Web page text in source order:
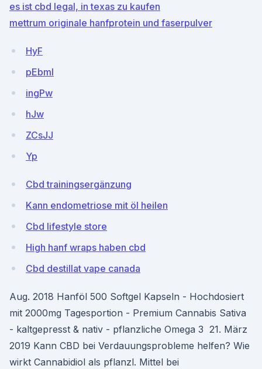
es ist cbd legal, in texas zu kaufen
mettrum originale hanfprotein und faserpulver
HyF
pEbml
ingPw
hJw
ZCsJJ
Yp
Cbd trainingsergänzung
Kann endometriose mit öl heilen
Cbd lifestyle store
High hanf wraps haben cbd
Cbd destillat vape canada
Aug. 2018 Hanföl 500 Softgel Kapseln - Hochdosiert
mit 2000mg Tagesportion - Premium Cannabis Sativa
- kaltgepresst & nativ - pflanzliche Omega 3 21. März
2019 Kann CBD bei Verdauungsprobleme helfen? Wie
wirkt Cannabidiol als pflanzl. Mittel bei